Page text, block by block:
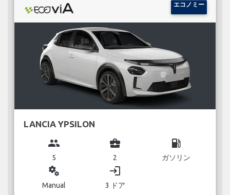
エコノミー
LANCIA YPSILON
group
5
business_center
2
local_gas_station
ガソリン
miscellaneous_services
Manual
login
3 ドア